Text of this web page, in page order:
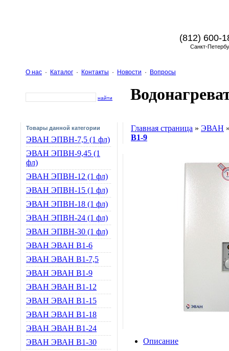
(812) 600-
Санкт-
О нас · Каталог · Контакты · Новости · Вопросы
найти
Товары данной категории
ЭВАН ЭПВН-7,5 (1 фл)
ЭВАН ЭПВН-9,45 (1
фл)
ЭВАН ЭПВН-12 (1 фл)
ЭВАН ЭПВН-15 (1 фл)
ЭВАН ЭПВН-18 (1 фл)
ЭВАН ЭПВН-24 (1 фл)
ЭВАН ЭПВН-30 (1 фл)
ЭВАН ЭВАН В1-6
ЭВАН ЭВАН В1-7,5
ЭВАН ЭВАН В1-9
ЭВАН ЭВАН В1-12
ЭВАН ЭВАН В1-15
ЭВАН ЭВАН В1-18
ЭВАН ЭВАН В1-24
ЭВАН ЭВАН В1-30
Главная страница » ЭВАН
В1-9
Описание